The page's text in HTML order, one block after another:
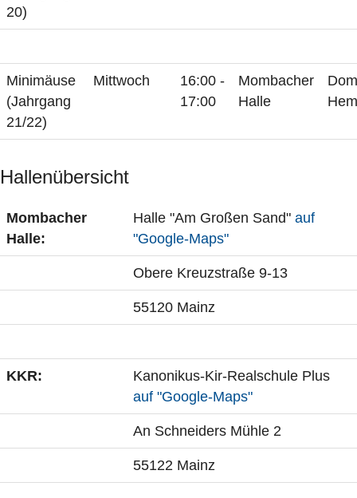
20)
Minimäuse
(Jahrgang
21/22)
Mittwoch
16:00 -
17:00
Mombacher
Halle
Hallenübersicht
Mombacher
Halle:
Halle "Am Großen Sand" auf
"Google-Maps"
Obere Kreuzstraße 9-13
55120 Mainz
KKR:
Kanonikus-Kir-Realschule Plus
auf "Google-Maps"
An Schneiders Mühle 2
55122 Mainz